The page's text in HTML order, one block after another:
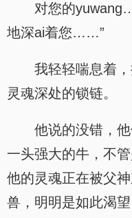
对您的
地深ai着您……”
我轻轻喘息着
灵魂深处的锁链。
他说的没错，
一头强大的牛，不
他的灵魂正在被父
兽，明明是如此渴